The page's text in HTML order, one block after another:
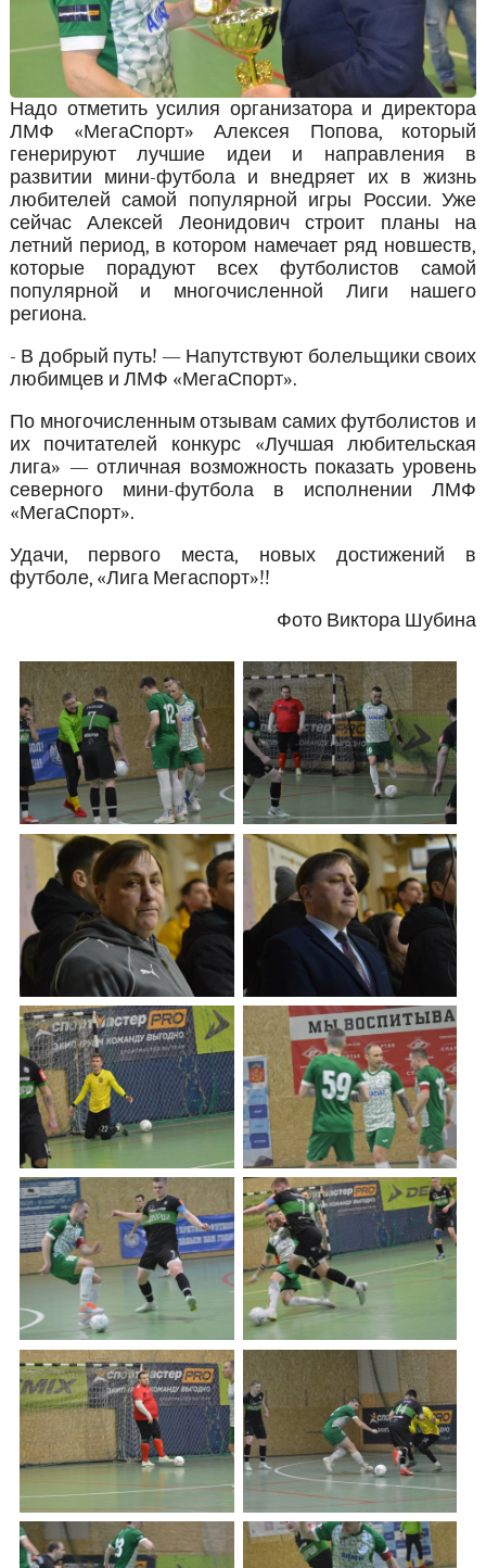
Надо отметить усилия организатора и директора
ЛМФ «МегаСпорт» Алексея Попова, который
генерируют лучшие идеи и направления в
развитии мини-футбола и внедряет их в жизнь
любителей самой популярной игры России. Уже
сейчас Алексей Леонидович строит планы на
летний период, в котором намечает ряд новшеств,
которые порадуют всех футболистов самой
популярной и многочисленной Лиги нашего
региона.
- В добрый путь! — Напутствуют болельщики своих
любимцев и ЛМФ «МегаСпорт».
По многочисленным отзывам самих футболистов и
их почитателей конкурс «Лучшая любительская
лига» — отличная возможность показать уровень
северного мини-футбола в исполнении ЛМФ
«МегаСпорт».
Удачи, первого места, новых достижений в
футболе, «Лига Мегаспорт»!!
Фото Виктора Шубина